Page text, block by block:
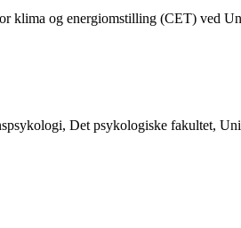
klima og energiomstilling (CET) ved
Det psykologiske fakultet,